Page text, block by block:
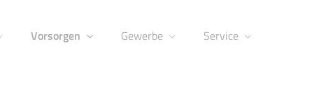
Vorsorgen Gewerbe Service